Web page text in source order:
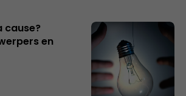
cause?
en